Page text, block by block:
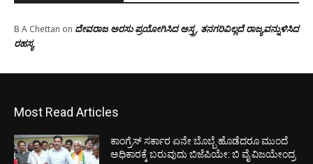
B A Chettan on ದೇವರಾಜ ಅರಸು ಪ್ರಯೋಗಿಸಿದ ಅಸ್ತ್ರ, ತನಗರಿವಿಲ್ಲದೆ ರಾಜ್ಯವನ್ನುಳಿಸಿದ
ರಹಸ್ಯ
Most Read Articles
ಕಾಂಗ್ರೆಸ್ ಸರ್ಕಾರ ಏನೇ ಬೊಬ್ಬೆ ಹೊಡೆದರೂ ಮುಂದೆ
ಅಧಿಕಾರಕ್ಕೆ ಬರುವುದು ಬಿಜೆಪಿಯೇ: ಬಿ ವೈ ವಿಜಯೇಂದ್ರ